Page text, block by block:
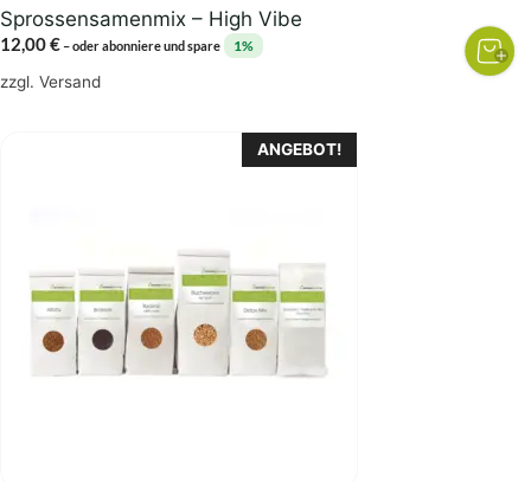
Sprossensamenmix – High Vibe
12,00€ –oder abonniere und spare 1%
zzgl. Versand
ANGEBOT!